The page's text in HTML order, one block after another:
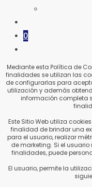
0
BÚSQUEDA
DE
LA
WEB
Mediante esta Política de
finalidades se utilizan las
de configurarlas para
utilización y además
información completa
Este Sitio Web utiliza
finalidad de brindar una
para el usuario, realizar
de marketing. Si el
finalidades, puede
El usuario, permite la